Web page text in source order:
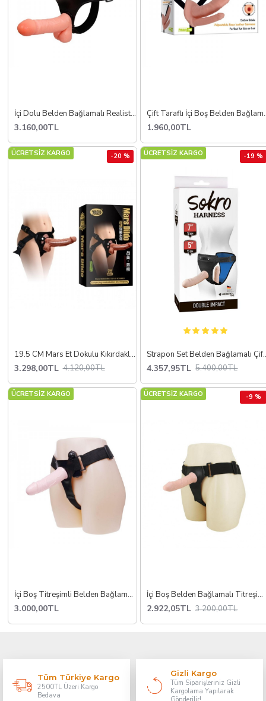
İçi Dolu Belden Bağlamalı Realistik Vibratör Protez Penis Strapon
3.160,00TL
Çift Taraflı
1.960,00TL
ÜCRETSİZ KARGO -20 %
19.5 CM Mars Et Dokulu Kıkırdaklı Belden Bağlamalı Penis
3.298,00TL 4.120,00TL
ÜCRETSİZ KARGO -19 %
Strapon Set
4.357,95TL 5.400,00TL
ÜCRETSİZ KARGO
İçi Boş Titreşimli Belden Bağlamalı Penis
3.000,00TL
ÜCRETSİZ KARGO -9 %
İçi Boş Belden Bağlamalı Titreşimli Protez Strapon
2.922,05TL 3.200,00TL
Tüm Türkiye Kargo
2500TL Üzeri Kargo
Bedava
Gizli Kargo
Tüm Siparişleriniz Gizli
Kargolama Yapılarak